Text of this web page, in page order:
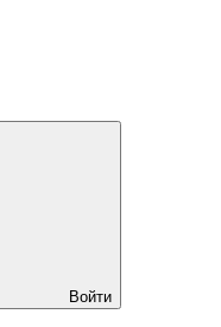
Войти